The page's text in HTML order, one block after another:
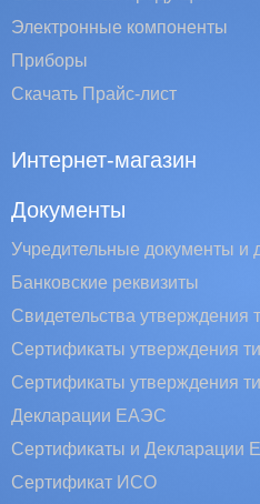
Электронные компоненты
Приборы
Скачать Прайс-лист
Интернет-магазин
Документы
Учредительные документы и
Банковские реквизиты
Свидетельства утверждения
Сертификаты утверждения
Сертификаты утверждения
Декларации ЕАЭС
Сертификаты и Декларации
Сертификат ИСО